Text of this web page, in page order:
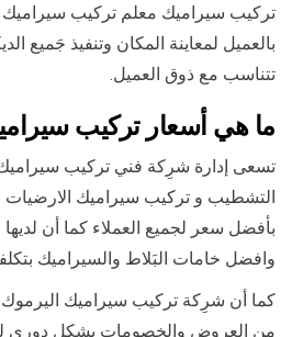
تركيب سيراميك معلم تركيب سيراميك
بالعميل لمعاينة المكان وتنفيذ جَميع
تتناسب مع ذوق العميل.
ما هي أسعار تركيب
تسعى إدارة شرِكة فني تركيب
التشطيب و تركيب سيراميك الارضيات
بأفضل سعر لجميع العملاء كما أن
وافضل خامات البَلاط والسيراميك
كما أن شرِكة تركيب سيراميك اليرموك
من العروض والخصومات بشكل دوري